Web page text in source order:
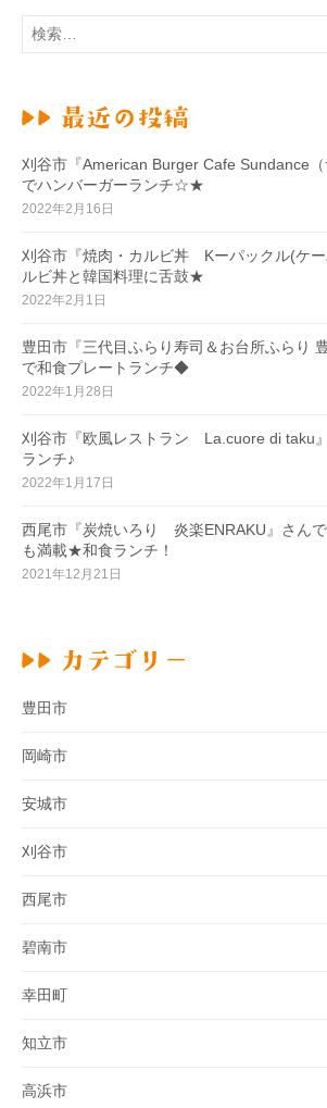
検
索
刈谷市『American Burger Cafe Sundance
でハンバーガーランチ☆★
2022年2月16日
刈谷市『焼肉・カルビ丼 Kーパックル(ケー
ルビ丼と韓国料理に舌鼓★
2022年2月1日
豊田市『三代目ふらり寿司＆お台所ふらり
で和食プレートランチ◆
2022年1月28日
刈谷市『欧風レストラン La.cuore di taku
ランチ♪
2022年1月17日
西尾市『炭焼いろり 炎楽ENRAKU』さん
も満載★和食ランチ！
2021年12月21日
豊田市
岡崎市
安城市
刈谷市
西尾市
碧南市
幸田町
知立市
高浜市